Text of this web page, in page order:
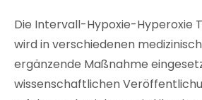
Die Intervall-Hypoxie-Hyperoxie
wird in verschiedenen
ergänzende Maßnahme
wissenschaftlichen